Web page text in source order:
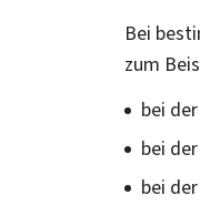
Bei
zum
bei der
bei
bei der